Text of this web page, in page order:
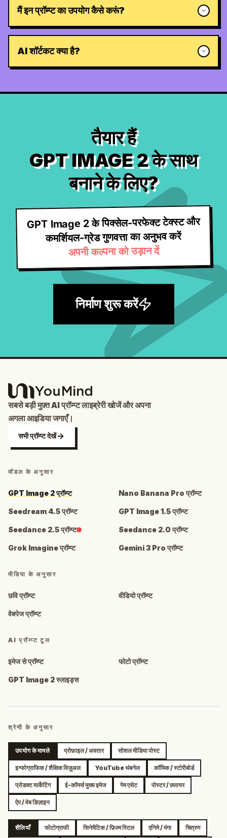
मैं इन प्रॉम्प्ट का उपयोग कैसे करूं?
AI शॉर्टकट क्या है?
तैयार हैं
GPT IMAGE 2 के साथ
बनाने के लिए?
GPT Image 2 के पिक्सेल-परफेक्ट टेक्स्ट और
कमर्शियल-ग्रेड गुणवत्ता का अनुभव करें
अपनी कल्पना को उड़ान दें
निर्माण शुरू करें
सबसे बड़ी मुफ़्त AI प्रॉम्प्ट लाइब्रेरी खोजें और अपना
अगला आइडिया जगाएँ।
सभी प्रॉम्प्ट देखें
मॉडल के अनुसार
GPT Image 2 प्रॉम्प्ट Nano Banana Pro प्रॉम्प्ट
Seedream 4.5 प्रॉम्प्ट GPT Image 1.5 प्रॉम्प्ट
Seedance 2.5 प्रॉम्प्ट Seedance 2.0 प्रॉम्प्ट
Grok Imagine प्रॉम्प्ट Gemini 3 Pro प्रॉम्प्ट
मीडिया के अनुसार
छवि प्रॉम्प्ट वीडियो प्रॉम्प्ट
वेबपेज प्रॉम्प्ट
AI प्रॉम्प्ट टूल
इमेज से प्रॉम्प्ट फोटो प्रॉम्प्ट
GPT Image 2 स्लाइड्स
श्रेणी के अनुसार
उपयोग के मामले प्रोफ़ाइल / अवतार सोशल मीडिया पोस्ट
इन्फोग्राफिक / शैक्षिक विज़ुअल YouTube थंबनेल कॉमिक / स्टोरीबोर्ड
प्रोडक्ट मार्केटिंग ई-कॉमर्स मुख्य इमेज गेम एसेट पोस्टर / फ़्लायर
ऐप / वेब डिज़ाइन
शैलियाँ फोटोग्राफी सिनेमैटिक / फ़िल्म स्टिल एनिमे / मंगा चित्रण